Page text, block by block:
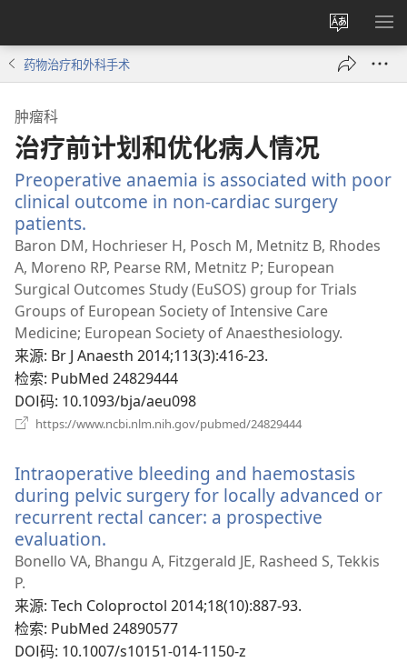
更
改
网
显
药物治疗和外科手术
肿瘤科
治疗前计划和优化病人情况
Preoperative anaemia is associated with poor
clinical outcome in non-cardiac surgery
patients.
开
新
窗
口）
Baron DM, Hochrieser H, Posch M, Metnitz B, Rhodes
A, Moreno RP, Pearse RM, Metnitz P; European
Surgical Outcomes Study (EuSOS) group for Trials
Groups of European Society of Intensive Care
Medicine; European Society of Anaesthesiology.
来源‎: Br J Anaesth 2014;113(3):416-23.
检索‎: PubMed 24829444
DOI码‎: 10.1093/bja/aeu098
https://www.ncbi.nlm.nih.gov/pubmed/24829444
窗
口）
Intraoperative bleeding and haemostasis
during pelvic surgery for locally advanced or
recurrent rectal cancer: a prospective
evaluation.
开
窗
口）
Bonello VA, Bhangu A, Fitzgerald JE, Rasheed S, Tekkis
P.
来源‎: Tech Coloproctol 2014;18(10):887-93.
检索‎: PubMed 24890577
DOI码‎: 10.1007/s10151-014-1150-z